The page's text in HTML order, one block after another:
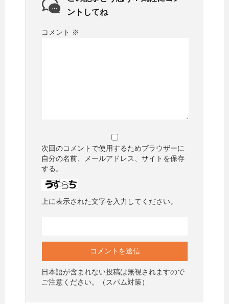
ントしてね
コメント ※
次回のコメントで使用するためブラウザーに
自分の名前、メールアドレス、サイトを保存
する。
上に表示された文字を入力してください。
日本語が含まれない投稿は無視されますので
ご注意ください。（スパム対策）